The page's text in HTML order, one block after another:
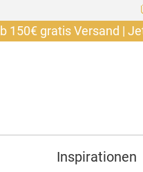
Versand | Jetzt
Inspirationen